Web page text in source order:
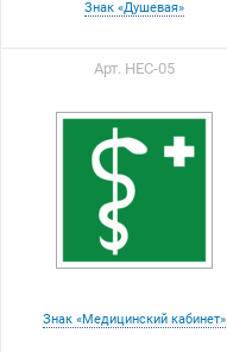
Знак «Душевая»
Арт. НЕС-05
Знак «Медицинский кабинет»